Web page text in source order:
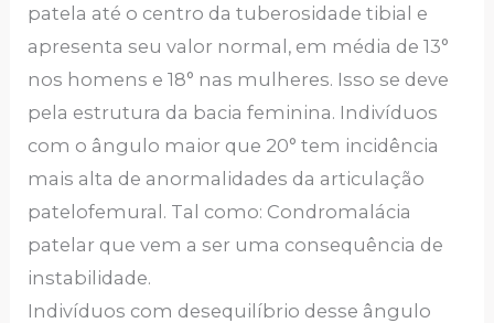
patela até o centro da tuberosidade tibial e
apresenta seu valor normal, em média de 13°
nos homens e 18° nas mulheres. Isso se deve
pela estrutura da bacia feminina. Indivíduos
com o ângulo maior que 20° tem incidência
mais alta de anormalidades da articulação
patelofemural. Tal como: Condromalácia
patelar que vem a ser uma consequência de
instabilidade.
Indivíduos com desequilíbrio desse ângulo